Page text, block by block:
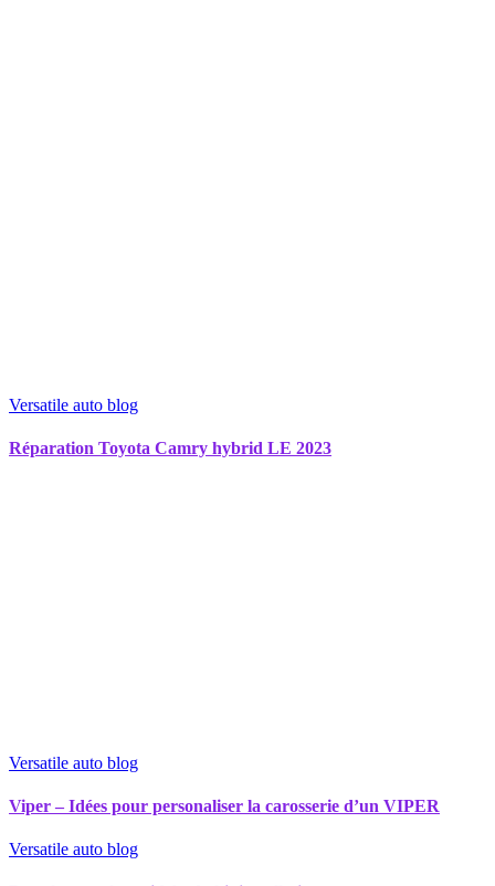
Versatile auto blog
Réparation Toyota Camry hybrid LE 2023
Versatile auto blog
Viper – Idées pour personaliser la carosserie d’un VIPER
Versatile auto blog